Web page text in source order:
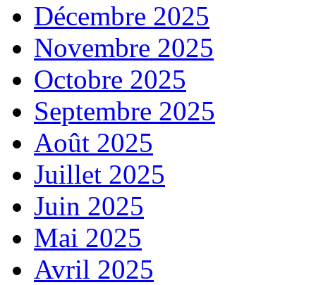
Décembre 2025
Novembre 2025
Octobre 2025
Septembre 2025
Août 2025
Juillet 2025
Juin 2025
Mai 2025
Avril 2025